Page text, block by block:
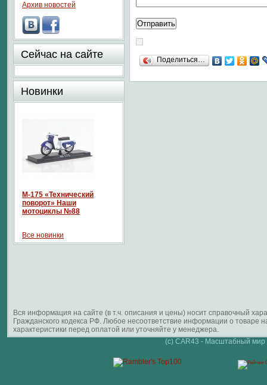
Поделиться…
Архив новостей
Сейчас на сайте
Новинки
М-175 «Технический
поворот» Наши
мотоциклы №88
Все новинки
Вся информация на сайте (в т.ч. описания и цены) носит справочный
Гражданского кодекса РФ. Любое несоответствие информации о
характеристики перед оплатой или уточняйте у менеджера.
(c) CAR43 - Масштабный мир